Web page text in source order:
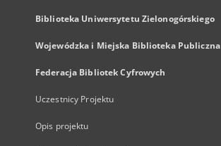
Biblioteka Uniwersytetu Zielonogórskiego
Wojewódzka i Miejska Biblioteka Publiczna
Federacja Bibliotek Cyfrowych
Uczestnicy Projektu
Opis projektu